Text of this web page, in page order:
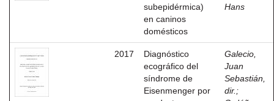
subepidérmica)
en caninos
domésticos
Hans
2017
Diagnóstico
ecográfico del
síndrome de
Eisenmenger por
Galecio,
Juan
Sebastián,
dir. ;